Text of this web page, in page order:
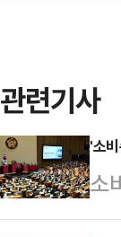
관련기사
'소
소
(